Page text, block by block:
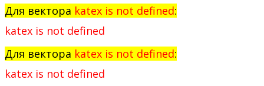
Для вектора katex is not defined:
katex is not defined
Для вектора katex is not defined:
katex is not defined